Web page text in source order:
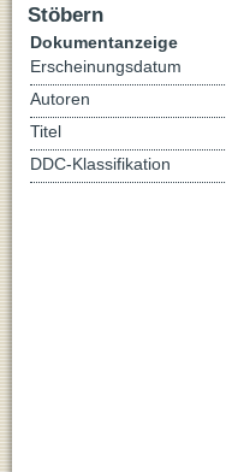
Stöbern
Dokumentanzeige
Erscheinungsdatum
Autoren
Titel
DDC-Klassifikation